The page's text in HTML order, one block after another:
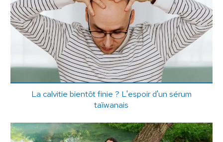
La calvitie bientôt finie ? L'espoir d'un sérum
taïwanais